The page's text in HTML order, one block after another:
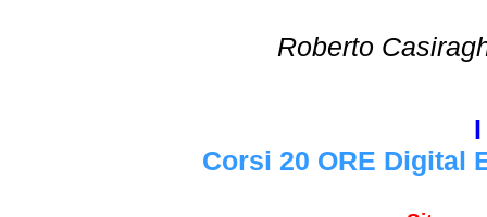
Roberto
Corsi 20 ORE Digital